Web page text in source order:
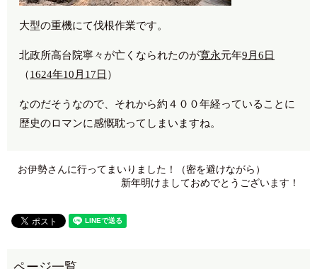
大型の重機にて伐根作業です。
北政所高台院寧々が亡くなられたのが寛永元年9月6日
（1624年10月17日 ）
なのだそうなので、それから約４００年経っていることに
歴史のロマンに感慨耽ってしまいますね。
お伊勢さんに行ってまいりました！（密を避けながら）
新年明けましておめでとうございます！